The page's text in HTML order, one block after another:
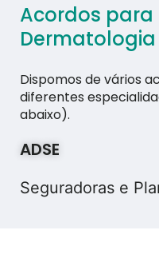
Acordos
Dermatologia
Dispomos de vários
diferentes
abaixo).
ADSE
Seguradoras e